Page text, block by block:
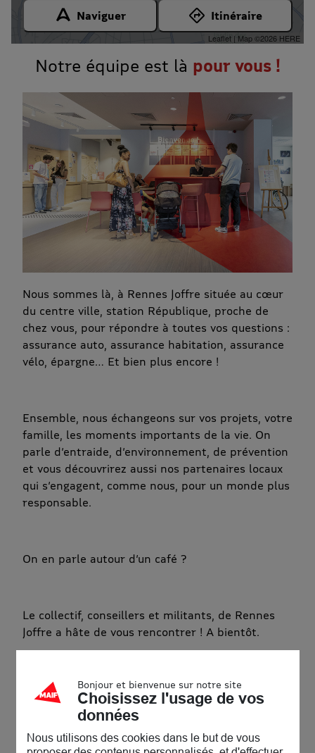
Leaflet | Map ©2026 HERE
Naviguer Itinéraire
Notre équipe est là pour vous !
Nous sommes là, à Rennes Joffre située au cœur
du centre ville, station République, proche de
chez vous, pour répondre à toutes vos questions :
assurance auto, assurance habitation, assurance
vélo, épargne… Et bien plus encore !
Ensemble, nous échangeons sur vos projets, votre
famille, les moments importants de la vie. On
parle d’entraide, d’environnement, de prévention
et vous découvrirez aussi nos partenaires locaux
qui s’engagent, comme nous, pour un monde plus
responsable.
On en parle autour d’un café ?
Le collectif, conseillers et militants, de Rennes
Joffre a hâte de vous rencontrer ! A bientôt.
Bonjour et bienvenue sur notre site
Choisissez l'usage de vos
données
Nous utilisons des cookies dans le but de vous